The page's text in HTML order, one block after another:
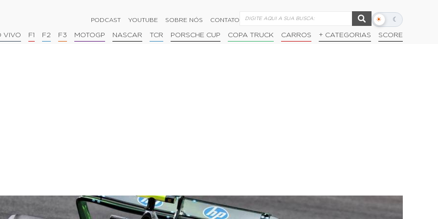
PODCAST YOUTUBE SOBRE NÓS CONTATO ☀ ☾
Alternar
escuro
VIVO F1 F2 F3 MOTOGP NASCAR TCR PORSCHE CUP COPA TRUCK CARROS + CATEGORIAS SCORE